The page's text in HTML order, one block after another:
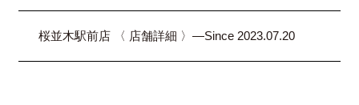
桜並木駅前店 〈 店舗詳細 〉―Since 2023.07.20